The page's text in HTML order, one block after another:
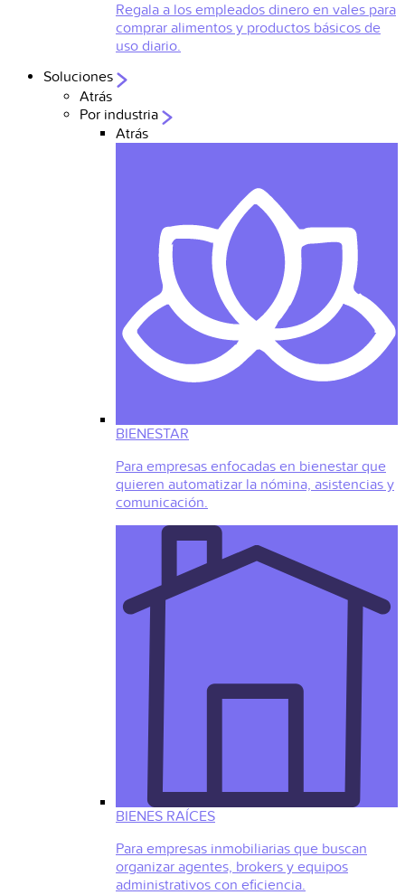
Regala a los empleados dinero en vales para
comprar alimentos y productos básicos de
uso diario.
Soluciones
Atrás
Por industria
Atrás
BIENESTAR
Para empresas enfocadas en bienestar que
quieren automatizar la nómina, asistencias y
comunicación.
BIENES RAÍCES
Para empresas inmobiliarias que buscan
organizar agentes, brokers y equipos
administrativos con eficiencia.